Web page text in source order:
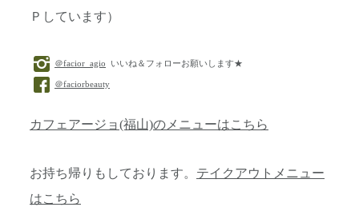
Ｐしています）
＠facior_agio いいね＆フォローお願いします★
＠faciorbeauty
カフェアージョ(福山)のメニューはこちら
お持ち帰りもしております。 テイクアウトメニュー
はこちら